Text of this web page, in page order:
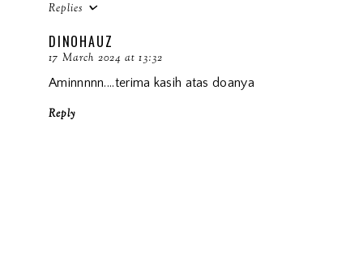
Replies
DINOHAUZ
17 March 2024 at 13:32
Aminnnnn....terima kasih atas doanya
Reply